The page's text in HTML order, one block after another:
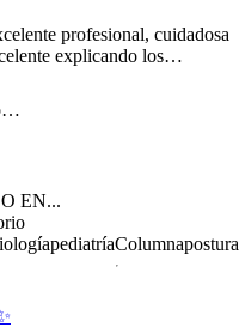
profesional, cuidadosa
explicando los
EN...
pediatríaColumnapostura